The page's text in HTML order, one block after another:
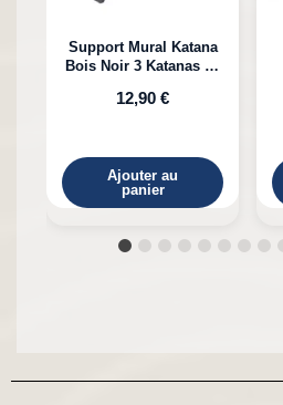
Support Mural Katana
Bois Noir 3 Katanas en
12,90 €
Ajouter au
panier